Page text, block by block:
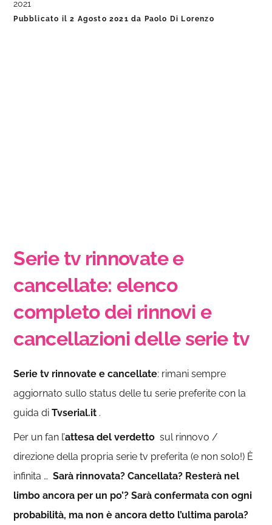
2021
Pubblicato il2 Agosto 2021 da Paolo Di Lorenzo
Serie tv rinnovate e
cancellate: elenco
completo dei rinnovi e
cancellazioni delle serie tv
Serie tv rinnovate e cancellate: rimani sempre
aggiornato sullo status delle tu serie preferite con la
guida diTvserial.it .
Per un fan l’attesa del verdetto sul rinnovo /
direzione della propria serie tv preferita (e non solo!) È
infinita …Sarà rinnovata?Cancellata? Resterà nel
limbo ancora per un po’?Sarà confermata con ogni
probabilità, ma non è ancora detto l’ultima parola?